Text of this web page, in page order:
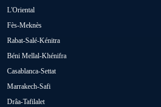
Oulad H'Riz Sahel
L'Oriental
Fès-Meknès
Rabat-Salé-Kénitra
Béni Mellal-Khénifra
Casablanca-Settat
Marrakech-Safi
Drâa-Tafilalet